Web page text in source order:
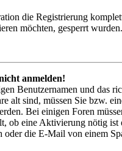
die Registrierung
möchten, gesperrt
anmelden!
Benutzernamen und das
alt sind, müssen Sie bzw.
Bei einigen Foren
ob eine Aktivierung nötig
oder die E-Mail von einem